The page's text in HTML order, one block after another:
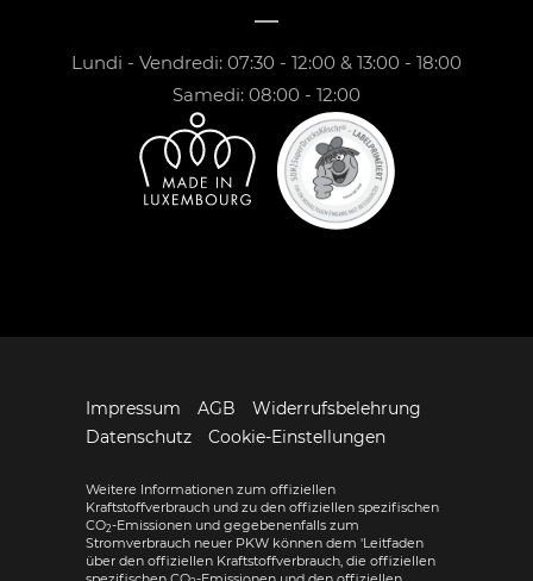
Lundi - Vendredi: 07:30 - 12:00 & 13:00 - 18:00
Samedi: 08:00 - 12:00
Impressum AGB
Widerrufsbelehrung
Datenschutz
Cookie-Einstellungen
Weitere Informationen zum offiziellen
Kraftstoffverbrauch und zu den offiziellen spezifischen
CO2-Emissionen und gegebenenfalls zum
Stromverbrauch neuer PKW können dem 'Leitfaden
über den offiziellen Kraftstoffverbrauch, die offiziellen